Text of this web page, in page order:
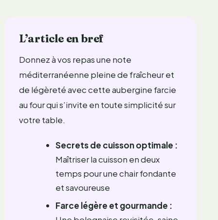
L’article en bref
Donnez à vos repas une note
méditerranéenne pleine de fraîcheur et
de légèreté avec cette aubergine farcie
au four qui s’invite en toute simplicité sur
votre table.
Secrets de cuisson optimale :
Maîtriser la cuisson en deux
temps pour une chair fondante
et savoureuse
Farce légère et gourmande :